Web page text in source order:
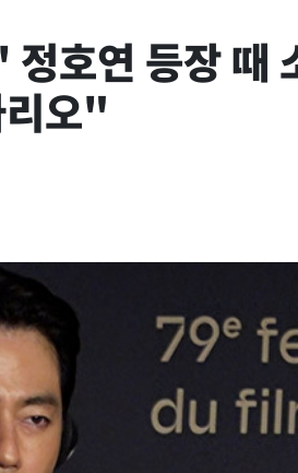
정호연 등장
리오"